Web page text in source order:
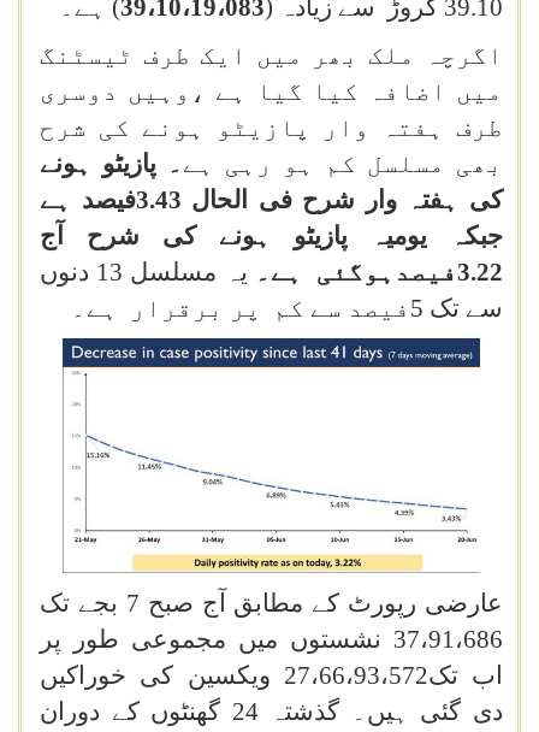
39.10 کروڑ سے زیادہ ( 39،10،19،083) ہے۔
اگرچہ ملک بھر میں ایک طرف ٹیسٹنگ
میں اضافہ کیا گیا ہے ،وہیں دوسری
طرف ہفتہ وار پازیٹو ہونے کی شرح
بھی مسلسل کم ہو رہی ہے۔ پازیٹو ہونے
کی ہفتہ وار شرح فی الحال 3.43فیصد ہے
جبکہ یومیہ پازیٹو ہونے کی شرح آج
3.22فیصدہوگئی ہے۔
یہ مسلسل 13 دنوں
سے تک 5فیصد سے کم پر برقرار ہے۔
عارضی رپورٹ کے مطابق آج صبح 7 بجے تک
37،91،686 نشستوں میں مجموعی طور پر
اب تک27،66،93،572 ویکسین کی خوراکیں
دی گئی ہیں۔ گذشتہ 24 گھنٹوں کے دوران